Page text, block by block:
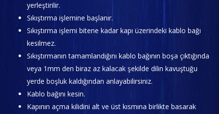
yerleştirilir.
Sıkıştırma işlemine başlanır.
Sıkıştırma işlemi bitene kadar kapı üzerindeki kablo bağı
kesilmez.
Sıkıştırmanın tamamlandığını kablo bağının boşa çıktığında
veya 1mm den biraz az kalacak şekilde dilin kavuştuğu
yerde boşluk kaldığından anlayabilirsiniz.
Kablo bağını kesin.
Kapının açma kilidini alt ve üst kısmına birlikte basarak